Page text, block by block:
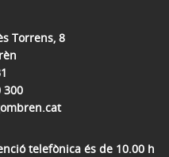
Torrens, 8
300
telefònica és de 10.00 h